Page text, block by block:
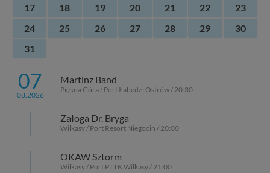
17
18 19 20 21 22
23
24
25 26 27 28 29
30
31
07
08.2026
Martinz Band
Piękna Góra / Port Łabędzi Ostrów / 20:30
Załoga Dr. Bryga
Wilkasy / Port Resort Niegocin / 20:00
OKAW Sztorm
Wilkasy / Port PTTK Wilkasy / 21:00